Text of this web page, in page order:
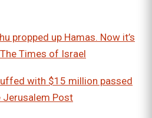
propped up Hamas. Now it’s
Times of Israel
with $15 million passed
Jerusalem Post